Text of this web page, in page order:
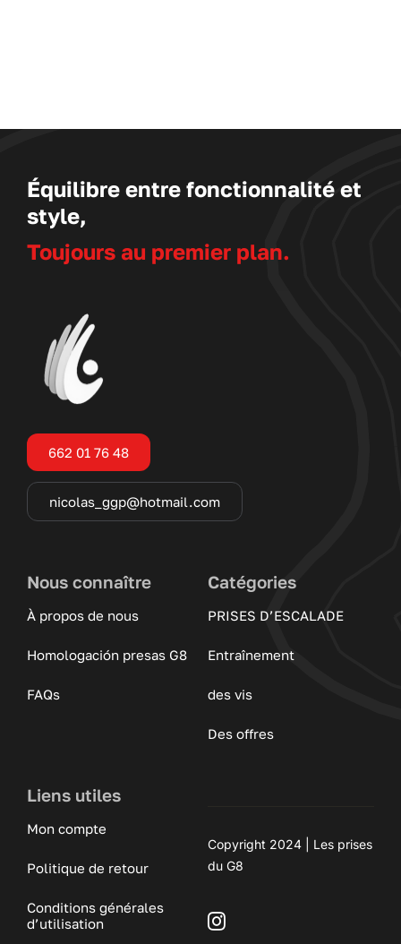
Équilibre entre fonctionnalité et
style,
Toujours au premier plan.
662 01 76 48
nicolas_ggp@hotmail.com
Nous connaître
À propos de nous
Homologación presas G8
FAQs
Catégories
PRISES D’ESCALADE
Entraînement
des vis
Des offres
Liens utiles
Mon compte
Politique de retour
Conditions générales
d’utilisation
Copyright 2024 | Les prises
du G8